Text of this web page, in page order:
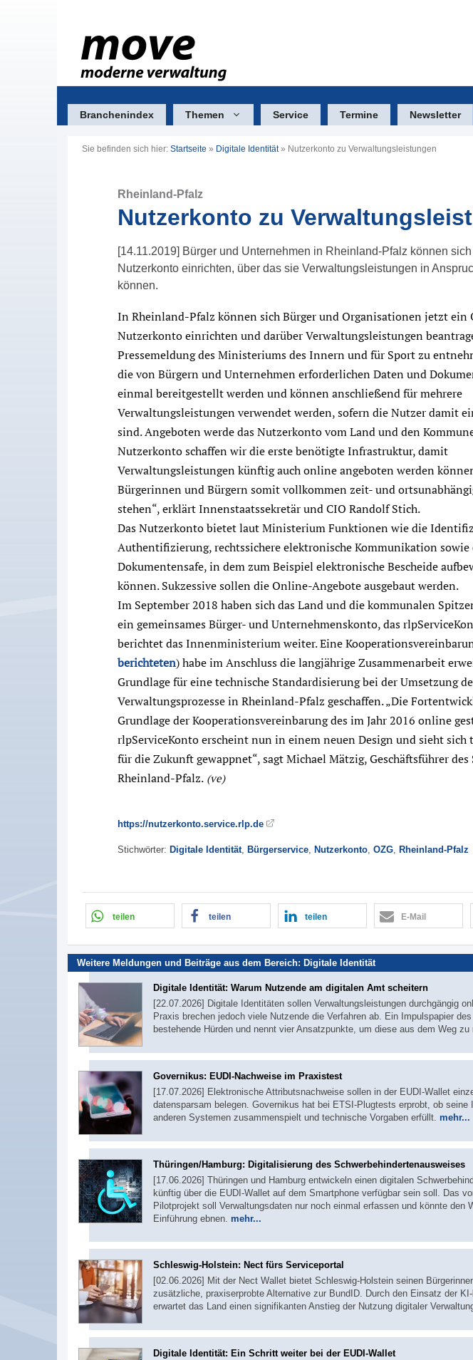
Branchenindex Themen Service Termine Newsletter
Sie befinden sich hier: Startseite » Digitale Identität» Nutzerkonto zu Verwaltungsleistungen
Rheinland-Pfalz
Nutzerkonto zu
[14.11.2019] Bürger und Unternehmen in Rheinland-Pfalz können
Nutzerkonto einrichten, über das sie Verwaltungsleistungen in
können.
In Rheinland-Pfalz können sich Bürger und Organisationen jetzt ein
Nutzerkonto einrichten und darüber Verwaltungsleistungen
Pressemeldung des Ministeriums des Innern und für Sport zu
die von Bürgern und Unternehmen erforderlichen Daten und
einmal bereitgestellt werden und können anschließend für mehrere
Verwaltungsleistungen verwendet werden, sofern die Nutzer damit
sind. Angeboten werde das Nutzerkonto vom Land und den
Nutzerkonto schaffen wir die erste benötigte Infrastruktur, damit
Verwaltungsleistungen künftig auch online angeboten werden
Bürgerinnen und Bürgern somit vollkommen zeit- und
stehen“, erklärt Innenstaatssekretär und CIO Randolf Stich.
Das Nutzerkonto bietet laut Ministerium Funktionen wie die
Authentifizierung, rechtssichere elektronische Kommunikation sowie
Dokumentensafe, in dem zum Beispiel elektronische Bescheide
können. Sukzessive sollen die Online-Angebote ausgebaut werden.
Im September 2018 haben sich das Land und die kommunalen
ein gemeinsames Bürger- und Unternehmenskonto, das
berichtet das Innenministerium weiter. Eine
berichteten) habe im Anschluss die langjährige Zusammenarbeit
Grundlage für eine technische Standardisierung bei der Umsetzung
Verwaltungsprozesse in Rheinland-Pfalz geschaffen. „Die
Grundlage der Kooperationsvereinbarung des im Jahr 2016 online
rlpServiceKonto erscheint nun in einem neuen Design und sieht sich
für die Zukunft gewappnet“, sagt Michael Mätzig, Geschäftsführer des
Rheinland-Pfalz. (ve)
https://nutzerkonto.service.rlp.de
Stichwörter: Digitale Identität, Bürgerservice, Nutzerkonto, OZG, Rheinland-Pfalz
teilen teilen teilen E-Mail
Weitere Meldungen und Beiträge aus dem Bereich: Digitale Identität
Digitale Identität: Warum Nutzende am digitalen Amt scheitern
[22.07.2026] Digitale Identitäten sollen Verwaltungsleistungen durchgängig
Praxis brechen jedoch viele Nutzende die Verfahren ab. Ein Impulspapier
bestehende Hürden und nennt vier Ansatzpunkte, um diese aus dem Weg zu
Governikus: EUDI-Nachweise im Praxistest
[17.07.2026] Elektronische Attributsnachweise sollen in der EUDI-Wallet
datensparsam belegen. Governikus hat bei ETSI-Plugtests erprobt, ob seine
anderen Systemen zusammenspielt und technische Vorgaben erfüllt. mehr...
Thüringen/Hamburg: Digitalisierung des Schwerbehindertenausweises
[17.06.2026] Thüringen und Hamburg entwickeln einen digitalen
künftig über die EUDI-Wallet auf dem Smartphone verfügbar sein soll. Das
Pilotprojekt soll Verwaltungsdaten nur noch einmal erfassen und könnte den
Einführung ebnen. mehr...
Schleswig-Holstein: Nect fürs Serviceportal
[02.06.2026] Mit der Nect Wallet bietet Schleswig-Holstein seinen
zusätzliche, praxiserprobte Alternative zur BundID. Durch den Einsatz der
erwartet das Land einen signifikanten Anstieg der Nutzung digitaler
Digitale Identität: Ein Schritt weiter bei der EUDI-Wallet